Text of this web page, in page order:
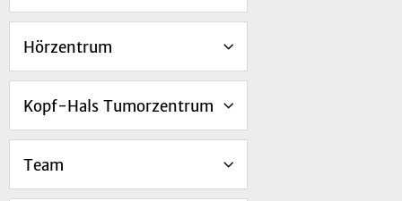
Hörzentrum
Kopf-Hals Tumorzentrum
Team